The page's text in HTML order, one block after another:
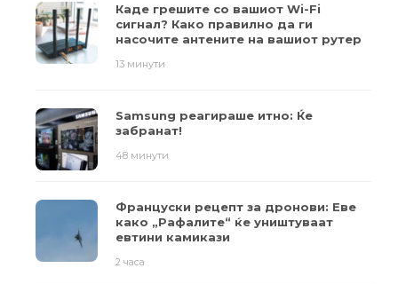
Каде грешите со вашиот Wi-Fi
сигнал? Како правилно да ги
насочите антените на вашиот рутер
13 минути
Samsung реагираше итно: Ќе
забранат!
48 минути
Француски рецепт за дронови: Еве
како „Рафалите“ ќе уништуваат
евтини камикази
2 часа